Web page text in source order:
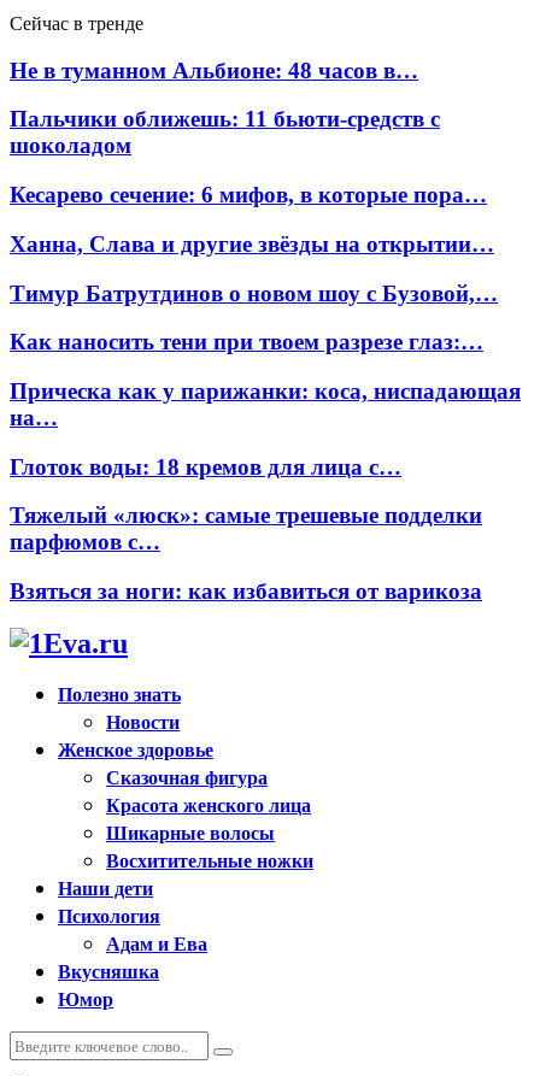
Сейчас в тренде
Не в туманном Альбионе: 48 часов в…
Пальчики оближешь: 11 бьюти-средств с
шоколадом
Кесарево сечение: 6 мифов, в которые пора…
Ханна, Слава и другие звёзды на открытии…
Тимур Батрутдинов о новом шоу с Бузовой,…
Как наносить тени при твоем разрезе глаз:…
Прическа как у парижанки: коса, ниспадающая
на…
Глоток воды: 18 кремов для лица с…
Тяжелый «люск»: самые трешевые подделки
парфюмов с…
Взяться за ноги: как избавиться от варикоза
Полезно знать
Новости
Женское здоровье
Сказочная фигура
Красота женского лица
Шикарные волосы
Восхитительные ножки
Наши дети
Психология
Адам и Ева
Вкусняшка
Юмор
Искать:
Поиск